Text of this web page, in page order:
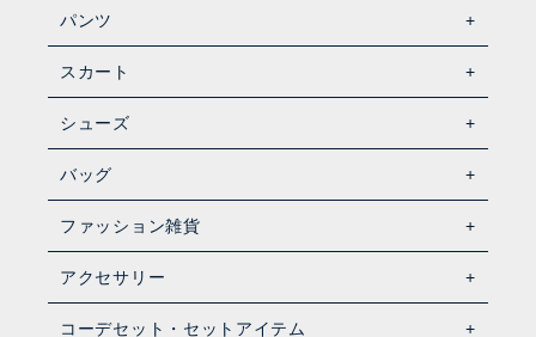
パンツ
スカート
シューズ
バッグ
ファッション雑貨
アクセサリー
コーデセット・セットアイテム